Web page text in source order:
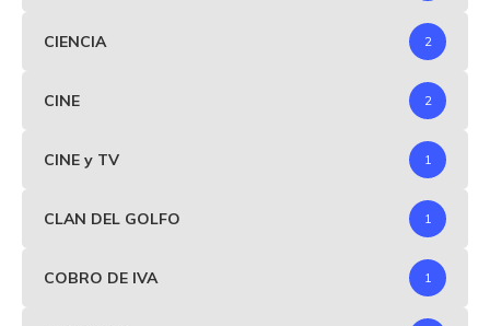
CIENCIA 2
CINE 2
CINE y TV 1
CLAN DEL GOLFO 1
COBRO DE IVA 1